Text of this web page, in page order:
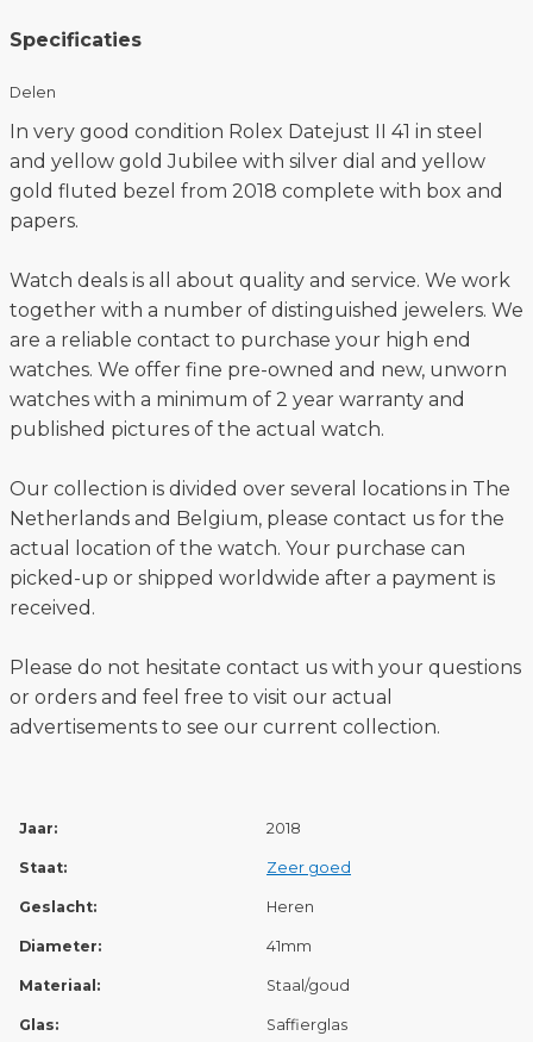
Specificaties
Delen
In very good condition Rolex Datejust II 41 in steel
and yellow gold Jubilee with silver dial and yellow
gold fluted bezel from 2018 complete with box and
papers.
Watch deals is all about quality and service. We work
together with a number of distinguished jewelers. We
are a reliable contact to purchase your high end
watches. We offer fine pre-owned and new, unworn
watches with a minimum of 2 year warranty and
published pictures of the actual watch.
Our collection is divided over several locations in The
Netherlands and Belgium, please contact us for the
actual location of the watch. Your purchase can
picked-up or shipped worldwide after a payment is
received.
Please do not hesitate contact us with your questions
or orders and feel free to visit our actual
advertisements to see our current collection.
Jaar: 2018
Staat: Zeer goed
Geslacht: Heren
Diameter: 41mm
Materiaal: Staal/goud
Glas: Saffierglas